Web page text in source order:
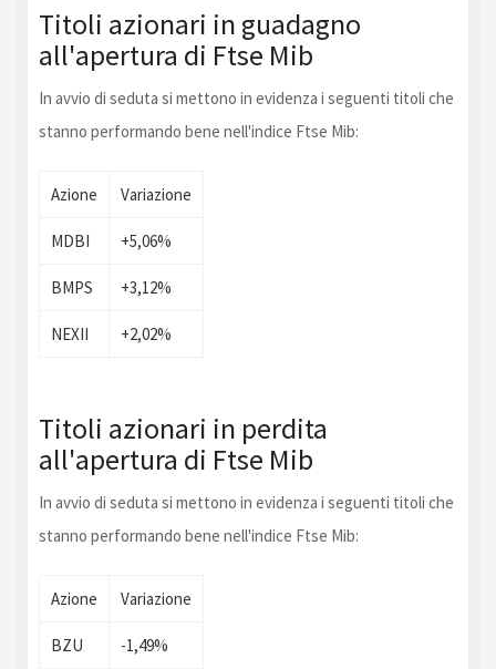
Titoli azionari in guadagno
all'apertura di Ftse Mib
In avvio di seduta si mettono in evidenza i seguenti titoli che
stanno performando bene nell'indice Ftse Mib:
Azione Variazione
MDBI +5,06%
BMPS +3,12%
NEXII +2,02%
Titoli azionari in perdita
all'apertura di Ftse Mib
In avvio di seduta si mettono in evidenza i seguenti titoli che
stanno performando bene nell'indice Ftse Mib:
Azione Variazione
BZU -1,49%